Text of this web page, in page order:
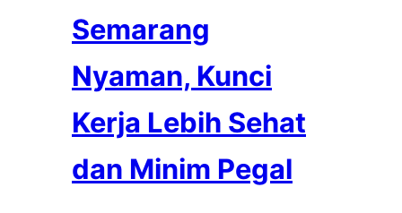
Semarang
Nyaman, Kunci
Kerja Lebih Sehat
dan Minim Pegal